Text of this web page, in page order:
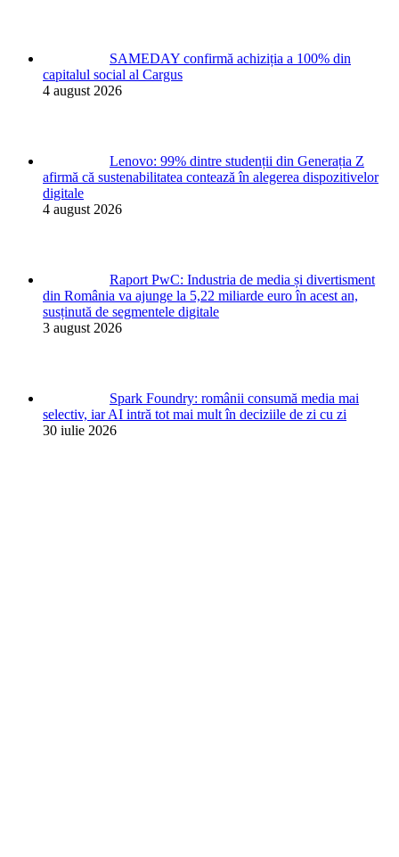
SAMEDAY confirmă achiziția a 100% din
capitalul social al Cargus
4 august 2026
Lenovo: 99% dintre studenții din Generația Z
afirmă că sustenabilitatea contează în alegerea dispozitivelor
digitale
4 august 2026
Raport PwC: Industria de media și divertisment
din România va ajunge la 5,22 miliarde euro în acest an,
susținută de segmentele digitale
3 august 2026
Spark Foundry: românii consumă media mai
selectiv, iar AI intră tot mai mult în deciziile de zi cu zi
30 iulie 2026